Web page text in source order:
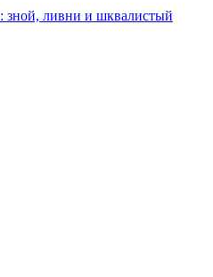
зной, ливни и шквалистый